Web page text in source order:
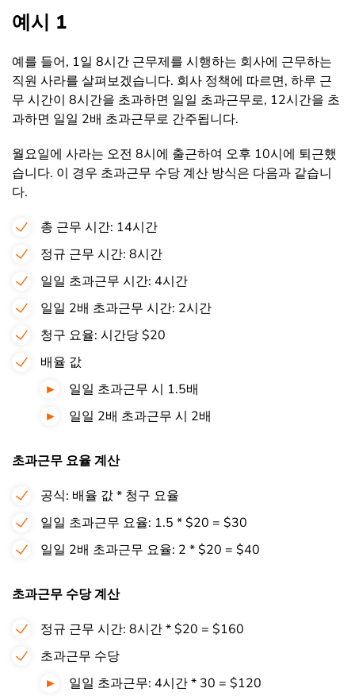
예시 1
예를 들어, 1일 8시간 근무제를 시행하는 회사에 근무하는
직원 사라를 살펴보겠습니다. 회사 정책에 따르면, 하루 근
무 시간이 8시간을 초과하면 일일 초과근무로, 12시간을 초
과하면 일일 2배 초과근무로 간주됩니다.
월요일에 사라는 오전 8시에 출근하여 오후 10시에 퇴근했
습니다. 이 경우 초과근무 수당 계산 방식은 다음과 같습니
다.
총 근무 시간: 14시간
정규 근무 시간: 8시간
일일 초과근무 시간: 4시간
일일 2배 초과근무 시간: 2시간
청구 요율: 시간당 $20
배율 값
일일 초과근무 시 1.5배
일일 2배 초과근무 시 2배
초과근무 요율 계산
공식: 배율 값 * 청구 요율
일일 초과근무 요율: 1.5 * $20 = $30
일일 2배 초과근무 요율: 2 * $20 = $40
초과근무 수당 계산
정규 근무 시간: 8시간 * $20 = $160
초과근무 수당
일일 초과근무: 4시간 * 30 = $120